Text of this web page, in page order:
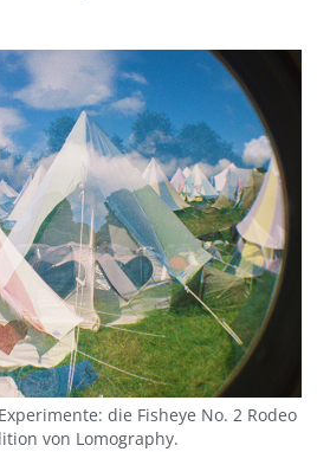
die Fisheye No. 2 Rodeo
von Lomography.